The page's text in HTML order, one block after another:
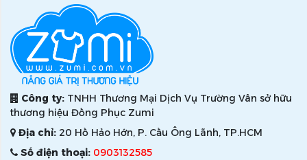
Công ty: TNHH Thương Mại Dịch Vụ Trường Vân sở hữu
thương hiệu Đồng Phục Zumi
Địa chỉ: 20 Hồ Hảo Hớn, P. Cầu Ông Lãnh, TP.HCM
Số điện thoại: 0903132585